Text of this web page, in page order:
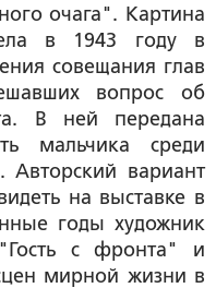
очага". Картина
в 1943 году в
совещания глав
вопрос об
В ней передана
мальчика среди
вариант
на выставке в
годы художник
с фронта" и
мирной жизни в